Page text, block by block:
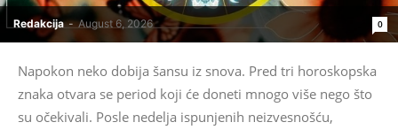
Redakcija - August 6, 2026 0
Napokon neko dobija šansu iz snova. Pred tri horoskopska
znaka otvara se period koji će doneti mnogo više nego što
su očekivali. Posle nedelja ispunjenih neizvesnošću,